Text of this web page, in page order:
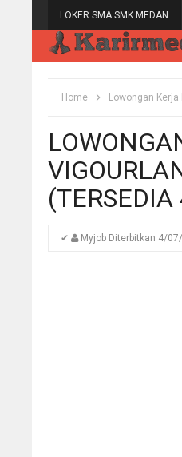
LOKER SMA SMK MEDAN
Home Lowongan Kerja
✔ Myjob Diterbitkan 4/